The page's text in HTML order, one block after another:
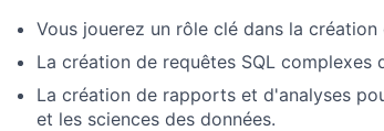
Vous jouerez un rôle clé dans la
La création de requêtes SQL complexes
La création de rapports et d'analyses
et les sciences des données.